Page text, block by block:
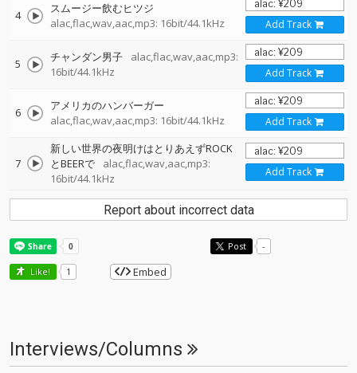
4
スムージー飲むヒツジ
alac,flac,wav,aac,mp3: 16bit/44.1kHz
Add Track
5 チャンダン男子
alac,flac,wav,aac,mp3:
16bit/44.1kHz
Add Track
6
アメリカのハンバーガー
alac,flac,wav,aac,mp3: 16bit/44.1kHz
Add Track
7
新しい世界の夜明けはとりあえずROCK
とBEERで
alac,flac,wav,aac,mp3:
16bit/44.1kHz
Add Track
Report about incorrect data
Post -
Like! 1 Embed
Interviews/Columns